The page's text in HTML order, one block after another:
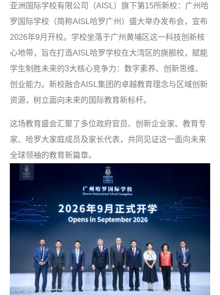
亚洲国际学校有限公司（AISL）旗下第15所新校：广州哈
罗国际学校（简称AISL哈罗广州）盛大举办发布会，宣布
2026年9月开校。学校坐落于广州黄埔区这一科技创新核
心地带，旨在打造AISL哈罗学校在大湾区的旗舰校，赋能
学生制胜未来的3大核心竞争力：数字素养、创新思维、
创业能力。新校融合AISL集团的卓越教育理念与区域创新
资源，树立面向未来的国际教育新标杆。
这场教育盛会汇聚了多位政府官员、创新企业家、教育专
家、哈罗大家庭成员及家长代表，共同见证这一面向未来
全球领袖的教育新篇章。